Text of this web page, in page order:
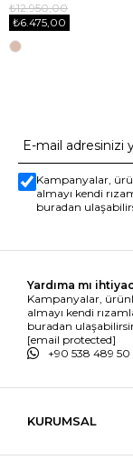
₺6.475,00
₺12.950,00
Kampanyalar,
almayı kendi
buradan
Yardıma mı
Kampanyalar,
almayı kendi
buradan
[email protected]
+90 538 489 50
KURUMSAL